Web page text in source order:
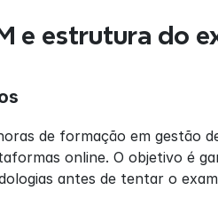
e estrutura do
de formação em gestão
online. O objetivo é
antes de tentar o